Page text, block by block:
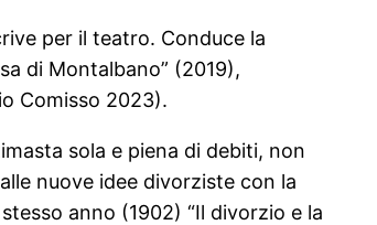
per il teatro. Conduce la
di Montalbano” (2019),
Comisso 2023).
sola e piena di debiti, non
nuove idee divorziste con la
anno (1902) “Il divorzio e la